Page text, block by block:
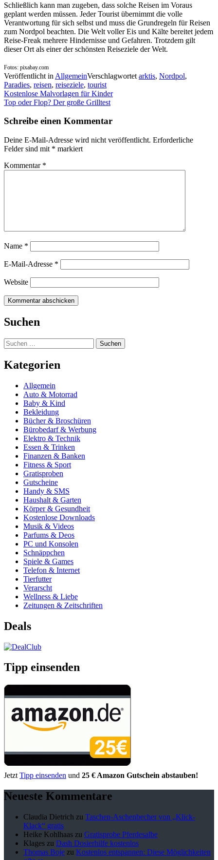
Schließlich kann man zugeben, dass solche Reisen im Voraus
geplant werden müssen. Jeder Tourist übernimmt die volle
Verantwortung für sich selbst und muss die Grundregeln für Reisen
zum Nordpol beachten. Die Welt voller Eis und Kälte bereitet jedem
Reise-Freak mehrere Hindernisse und Gefahren. Trotzdem gilt
dieser Ort als einer der schönsten Reiseziele der Welt.
Fotos: pixabay.com
Veröffentlicht in AllgemeinVerschlagwortet arktis, Nordpol,
Paradies, reisen, reiseziele, tourist
Beitragsnavigation
Kostenlose Malvorlagen für Kinder
Top oder Flop? Der große Grilltest
Schreibe einen Kommentar
Deine E-Mail-Adresse wird nicht veröffentlicht. Erforderliche
Felder sind mit * markiert
Kommentar *
Name *
E-Mail-Adresse *
Website
Suchen
Suchen
nach:
Kategorien
Allgemein
Auto & Motorrad
Baby & Kind
Bekleidung
Bücher & Broschüren
Bürobedarf & Werbung
Elektro & Technik
Essen & Trinken
Finanzen & Banken
Fitness & Sport
Gratisproben
Gutscheine
Handy & SMS
Haushalt & Garten
Körper & Gesundheit
Kostenlose Downloads
Musik & Videos
Parfums & Deos
PC und Konsolen
Schnäppchen
Spiele & Games
Telefon & Internet
Tierfutter
Verarscht
Wellness & Liebe
Zeitungen & Zeitschriften
Deals
Tipp einsenden
Jetzt Tipp einsenden und 25 € Amazon Gutschein abstauben!
Neueste Kommentare
Claudia Dietrich zu Taschen-Aschenbecher von „Klick-
Klack“ gratis
Heike Kohlhaas zu Gratisprobe Pferdesalbe
Klages zu Dash Dosierhilfe kostenlos
Thomas Boje zu Kostenlos entspannen: Diese Möglichkeiten